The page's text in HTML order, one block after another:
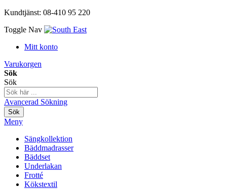
Kundtjänst: 08-410 95 220
Toggle Nav
Mitt konto
Varukorgen
Sök
Sök
Avancerad Sökning
Sök
Meny
Sängkollektion
Bäddmadrasser
Bäddset
Underlakan
Frotté
Kökstextil